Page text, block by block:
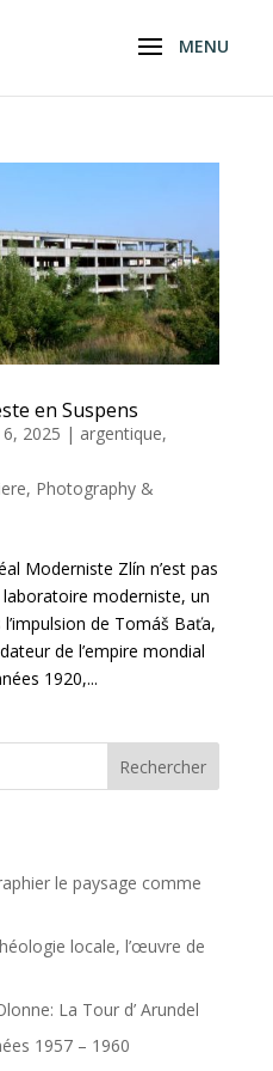
en Suspens
2025 | argentique,
, Photography &
Moderniste Zlín n’est pas
laboratoire moderniste, un
de Tomáš Baťa,
de l’empire mondial
1920,...
Rechercher
le paysage comme
locale, l’œuvre de
La Tour d’ Arundel
1957 – 1960